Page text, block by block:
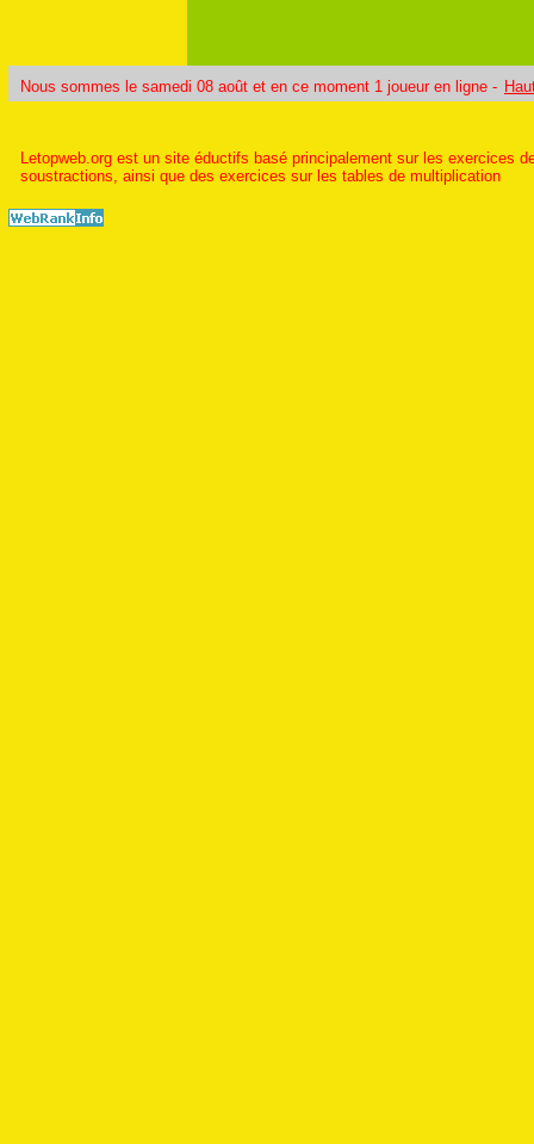
Nous sommes le samedi 08 août et en ce moment 1 joueur en ligne -
Letopweb.org est un site éductifs basé principalement sur les exercices
soustractions, ainsi que des exercices sur les tables de multiplication